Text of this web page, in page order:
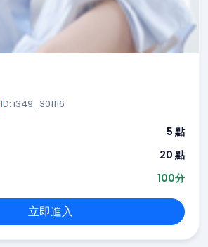
ID: i349_301116
5 點
20 點
100分
立即進入